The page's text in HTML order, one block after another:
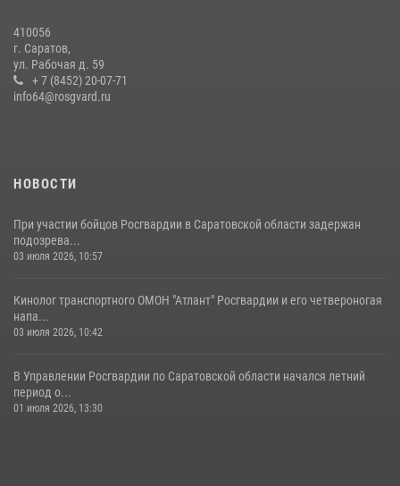
В Саратове командир СОБР «Волкодав» и ветеран
спецподразделения МВД провели совместный урок мужества для
семей сотрудников Росгвардии.
05 августа 2026, 12:55
07 августа 2026, 11:35
410056
г. Саратов,
ул. Рабочая д. 59
+ 7 (8452) 20-07-71
info64@rosgvard.ru
НОВОСТИ
При участии бойцов Росгвардии в Саратовской области задержан
подозрева...
03 июля 2026, 10:57
Кинолог транспортного ОМОН "Атлант" Росгвардии и его четвероногая
напа...
03 июля 2026, 10:42
В Управлении Росгвардии по Саратовской области начался летний
период о...
01 июля 2026, 13:30